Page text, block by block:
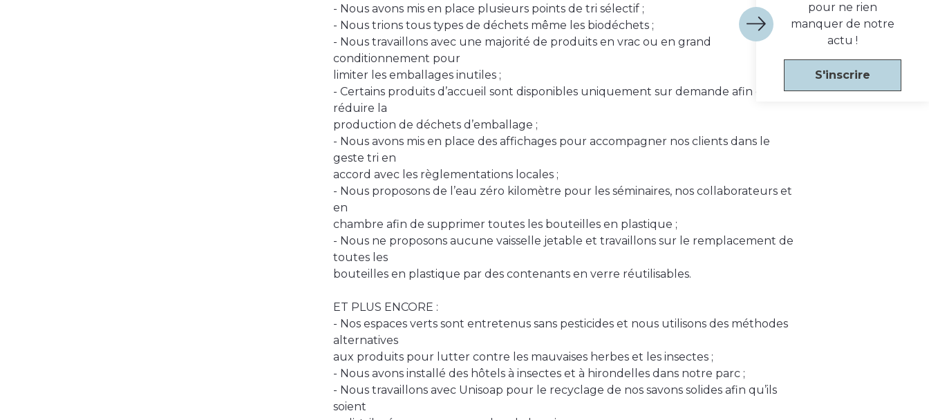
- Nous avons mis en place plusieurs points de tri sélectif ;
- Nous trions tous types de déchets même les biodéchets ;
- Nous travaillons avec une majorité de produits en vrac ou en grand
conditionnement pour
limiter les emballages inutiles ;
- Certains produits d’accueil sont disponibles uniquement sur demande afin de
réduire la
production de déchets d’emballage ;
- Nous avons mis en place des affichages pour accompagner nos clients dans le
geste tri en
accord avec les règlementations locales ;
- Nous proposons de l’eau zéro kilomètre pour les séminaires, nos collaborateurs et
en
chambre afin de supprimer toutes les bouteilles en plastique ;
- Nous ne proposons aucune vaisselle jetable et travaillons sur le remplacement de
toutes les
bouteilles en plastique par des contenants en verre réutilisables.
ET PLUS ENCORE :
- Nos espaces verts sont entretenus sans pesticides et nous utilisons des méthodes
alternatives
aux produits pour lutter contre les mauvaises herbes et les insectes ;
- Nous avons installé des hôtels à insectes et à hirondelles dans notre parc ;
- Nous travaillons avec Unisoap pour le recyclage de nos savons solides afin qu’ils
soient
pour ne rien
manquer de notre
actu !
S'inscrire